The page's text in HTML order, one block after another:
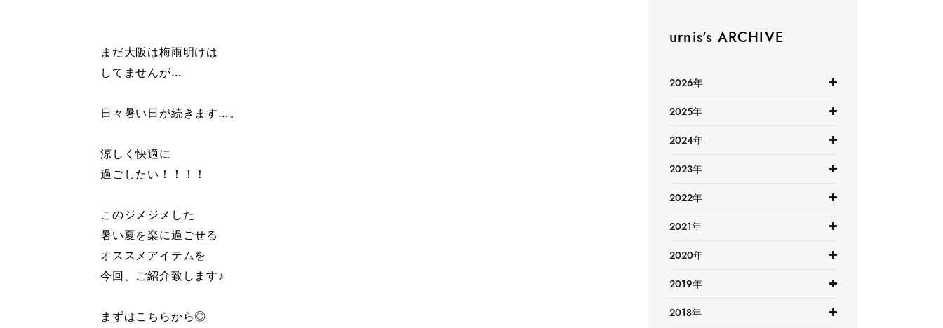
まだ大阪は梅雨明けは
してませんが…
日々暑い日が続きます…。
涼しく快適に
過ごしたい！！！！
このジメジメした
暑い夏を楽に過ごせる
オススメアイテムを
今回、ご紹介致します♪
まずはこちらから◎
urnis's ARCHIVE
2026年
2025年
2024年
2023年
2022年
2021年
2020年
2019年
2018年